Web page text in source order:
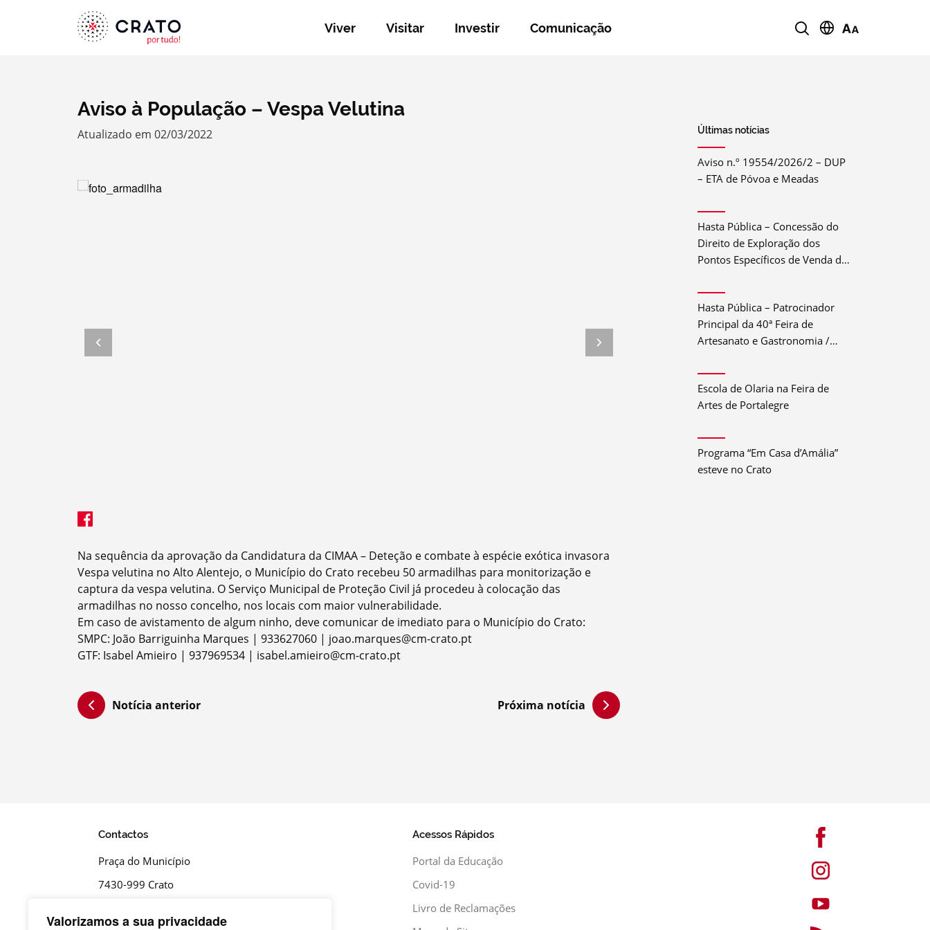
Valorizamos a sua privacidade
Viver Visitar Investir Comunicação
Filtros
Aviso à População – Vespa Velutina
Atualizado em 02/03/2022
Na sequência da aprovação da Candidatura da CIMAA – Deteção e combate à espécie exótica invasora
Vespa velutina no Alto Alentejo, o Município do Crato recebeu 50 armadilhas para monitorização e
captura da vespa velutina. O Serviço Municipal de Proteção Civil já procedeu à colocação das
armadilhas no nosso concelho, nos locais com maior vulnerabilidade.
Em caso de avistamento de algum ninho, deve comunicar de imediato para o Município do Crato:
SMPC: João Barriguinha Marques | 933627060 | joao.marques@cm-crato.pt
GTF: Isabel Amieiro | 937969534 | isabel.amieiro@cm-crato.pt
Notícia anterior Próxima notícia
Últimas notícias
Aviso n.º 19554/2026/2 – DUP
– ETA de Póvoa e Meadas
Hasta Pública – Concessão do
Direito de Exploração dos
Pontos Específicos de Venda de
Crato 2026
Hasta Pública – Patrocinador
Principal da 40ª Feira de
Artesanato e Gastronomia /
Escola de Olaria na Feira de
Artes de Portalegre
Programa “Em Casa d’Amália”
esteve no Crato
Contactos
Praça do Município
7430-999 Crato
+351 245 990 110 - Chamada para a rede fixa
Acessos Rápidos
Portal da Educação
Covid-19
Livro de Reclamações